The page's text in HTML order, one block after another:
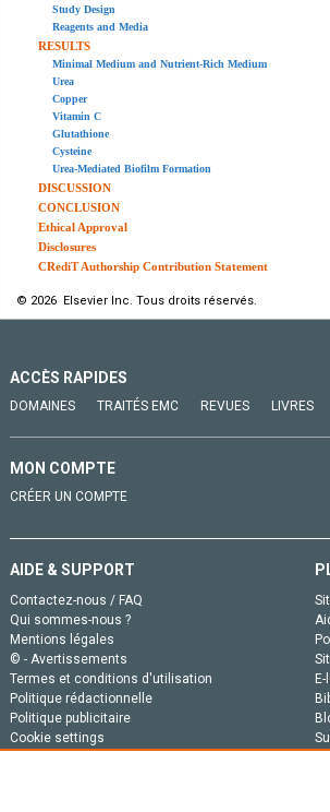
Study Design
Reagents and Media
RESULTS
Minimal Medium and Nutrient-Rich Medium
Urea
Copper
Vitamin C
Glutathione
Cysteine
Urea-Mediated Biofilm Formation
DISCUSSION
CONCLUSION
Ethical Approval
Disclosures
CRediT Authorship Contribution Statement
© 2026 Elsevier Inc. Tous droits réservés.
ACCÈS RAPIDES
DOMAINES TRAITÉS EMC REVUES LIVRES
MON COMPTE
CRÉER UN COMPTE
AIDE & SUPPORT
Contactez-nous / FAQ
Qui sommes-nous ?
Mentions légales
© - Avertissements
Termes et conditions d'utilisation
Politique rédactionnelle
Politique publicitaire
Cookie settings